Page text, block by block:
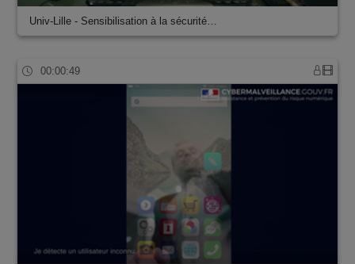
Univ-Lille - Sensibilisation à la sécurité…
00:00:49